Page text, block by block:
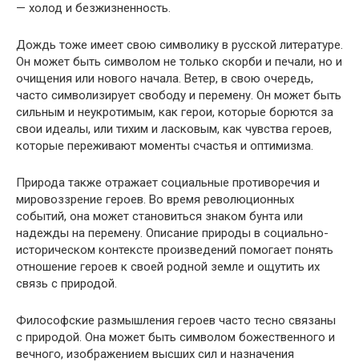
— холод и безжизненность.
Дождь тоже имеет свою символику в русской литературе.
Он может быть символом не только скорби и печали, но и
очищения или нового начала. Ветер, в свою очередь,
часто символизирует свободу и перемену. Он может быть
сильным и неукротимым, как герои, которые борются за
свои идеалы, или тихим и ласковым, как чувства героев,
которые переживают моменты счастья и оптимизма.
Природа также отражает социальные противоречия и
мировоззрение героев. Во время революционных
событий, она может становиться знаком бунта или
надежды на перемену. Описание природы в социально-
историческом контексте произведений помогает понять
отношение героев к своей родной земле и ощутить их
связь с природой.
Философские размышления героев часто тесно связаны
с природой. Она может быть символом божественного и
вечного, изображением высших сил и назначения